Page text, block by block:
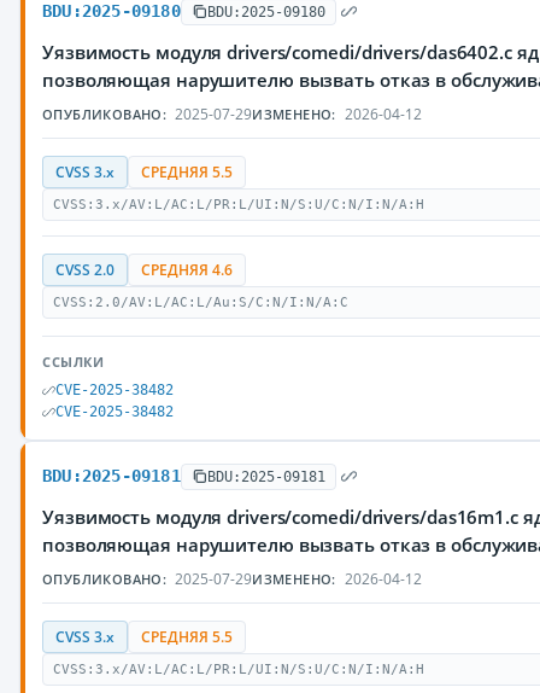
BDU:2025-09180 BDU:2025-09180
Уязвимость модуля drivers/comedi/drivers/das6402.c
позволяющая нарушителю вызвать отказ в
ОПУБЛИКОВАНО: 2025-07-29ИЗМЕНЕНО: 2026-04-12
CVSS 3.x СРЕДНЯЯ 5.5
CVSS:3.x/AV:L/AC:L/PR:L/UI:N/S:U/C:N/I:N/A:H
CVSS 2.0 СРЕДНЯЯ 4.6
CVSS:2.0/AV:L/AC:L/Au:S/C:N/I:N/A:C
ССЫЛКИ
CVE-2025-38482
CVE-2025-38482
BDU:2025-09181 BDU:2025-09181
Уязвимость модуля drivers/comedi/drivers/das16m1.c
позволяющая нарушителю вызвать отказ в
ОПУБЛИКОВАНО: 2025-07-29ИЗМЕНЕНО: 2026-04-12
CVSS 3.x СРЕДНЯЯ 5.5
CVSS:3.x/AV:L/AC:L/PR:L/UI:N/S:U/C:N/I:N/A:H